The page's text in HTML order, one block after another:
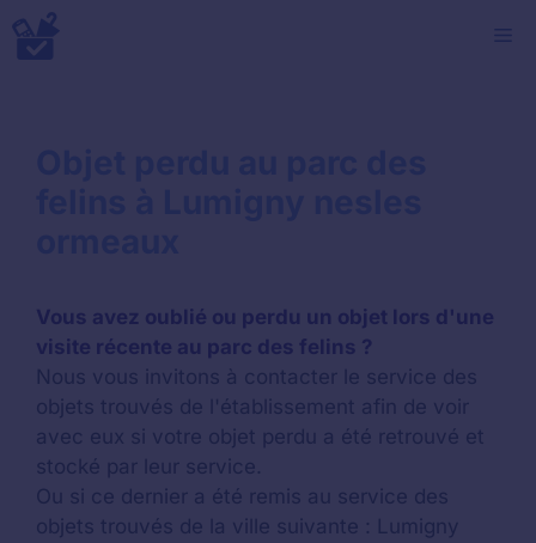
Aller
au
Vous avez oublié ou perdu un objet lors d'une
visite récente au parc des felins ?
Nous vous invitons à contacter le service des
objets trouvés de l'établissement afin de voir
avec eux si votre objet perdu a été retrouvé et
stocké par leur service.
Ou si ce dernier a été remis au service des
objets trouvés de la ville suivante : Lumigny